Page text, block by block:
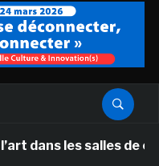
les salles de